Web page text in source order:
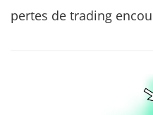
pertes de trading